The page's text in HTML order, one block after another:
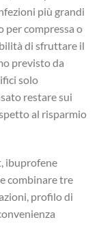
più grandi
per compressa o
di sfruttare il
previsto da
solo
restare sui
al risparmio
ibuprofene
combinare tre
profilo di